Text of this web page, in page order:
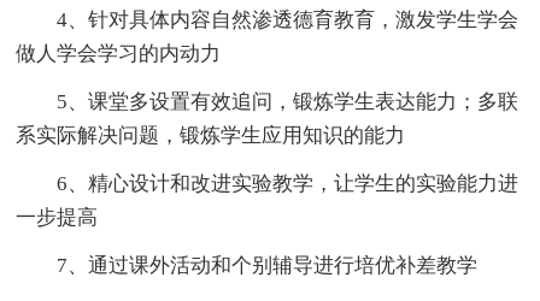
4、针对具体内容自然渗透德育教育，激发学生学会
做人学会学习的内动力
5、课堂多设置有效追问，锻炼学生表达能力；多联
系实际解决问题，锻炼学生应用知识的能力
6、精心设计和改进实验教学，让学生的实验能力进
一步提高
7、通过课外活动和个别辅导进行培优补差教学